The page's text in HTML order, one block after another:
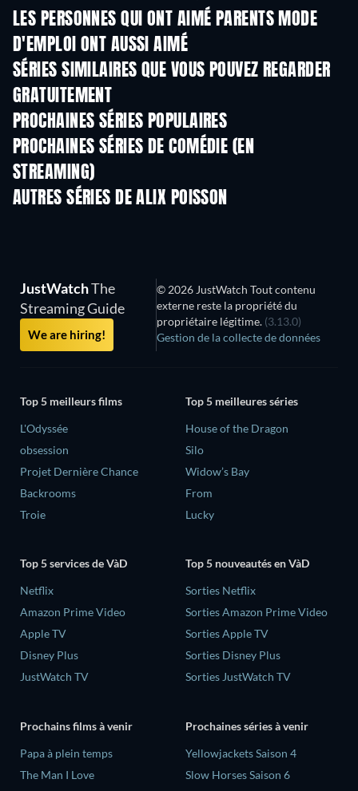
LES PERSONNES QUI ONT AIMÉ PARENTS MODE
D'EMPLOI ONT AUSSI AIMÉ
Série
SÉRIES SIMILAIRES QUE VOUS POUVEZ REGARDER
GRATUITEMENTSérie
PROCHAINES SÉRIES POPULAIRES
Série Série
PROCHAINES SÉRIES DE COMÉDIE (EN
STREAMING)Saison 6
AUTRES SÉRIES DE ALIX POISSON
Série
JustWatchThe
Streaming Guide
We are hiring!
© 2026 JustWatch Tout contenu
externe reste la propriété du
propriétaire légitime. (3.13.0)
Gestion de la collecte de données
Top 5 meilleurs films
L'Odyssée
obsession
Projet Dernière Chance
Backrooms
Troie
Top 5 meilleures séries
House of the Dragon
Silo
Widow’s Bay
From
Lucky
Top 5 services de VàD
Netflix
Amazon Prime Video
Apple TV
Disney Plus
JustWatch TV
Top 5 nouveautés en VàD
Sorties Netflix
Sorties Amazon Prime Video
Sorties Apple TV
Sorties Disney Plus
Sorties JustWatch TV
Prochains films à venir
‎Papa à plein temps
The Man I Love
Prochaines séries à venir
Yellowjackets Saison 4
Slow Horses Saison 6